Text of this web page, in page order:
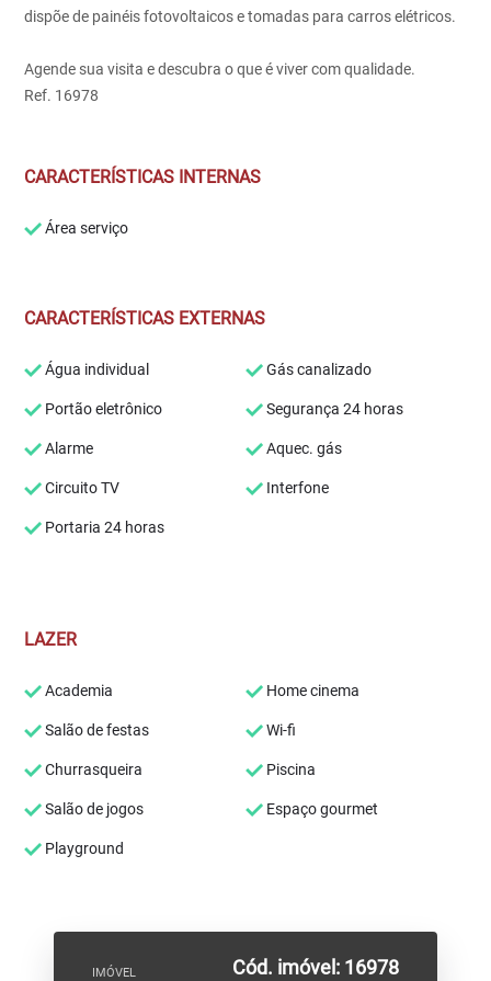
dispõe de painéis fotovoltaicos e tomadas para carros elétricos.
Agende sua visita e descubra o que é viver com qualidade.
Ref. 16978
CARACTERÍSTICAS INTERNAS
Área serviço
CARACTERÍSTICAS EXTERNAS
Água individual Gás canalizado
Portão eletrônico Segurança 24 horas
Alarme Aquec. gás
Circuito TV Interfone
Portaria 24 horas
LAZER
Academia Home cinema
Salão de festas Wi-fi
Churrasqueira Piscina
Salão de jogos Espaço gourmet
Playground
IMÓVEL Cód. imóvel: 16978